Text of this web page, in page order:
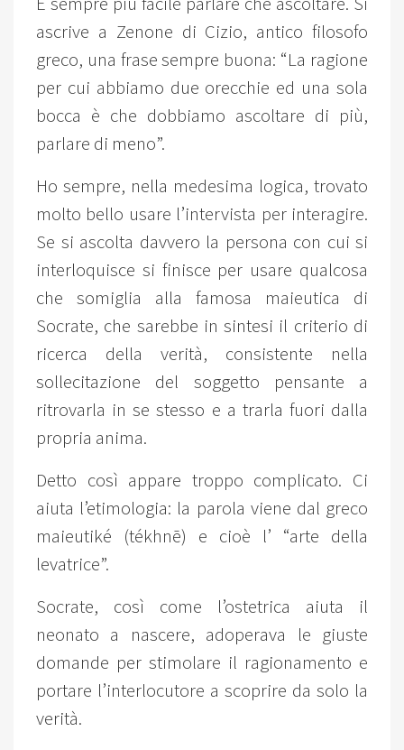
ascrive a Zenone di Cizio, antico filosofo
greco, una frase sempre buona: “La ragione
per cui abbiamo due orecchie ed una sola
bocca è che dobbiamo ascoltare di più,
parlare di meno”.
Ho sempre, nella medesima logica, trovato
molto bello usare l’intervista per interagire.
Se si ascolta davvero la persona con cui si
interloquisce si finisce per usare qualcosa
che somiglia alla famosa maieutica di
Socrate, che sarebbe in sintesi il criterio di
ricerca della verità, consistente nella
sollecitazione del soggetto pensante a
ritrovarla in se stesso e a trarla fuori dalla
propria anima.
Detto così appare troppo complicato. Ci
aiuta l’etimologia: la parola viene dal greco
maieutiké (tékhnē) e cioè l’ “arte della
levatrice”.
Socrate, così come l’ostetrica aiuta il
neonato a nascere, adoperava le giuste
domande per stimolare il ragionamento e
portare l’interlocutore a scoprire da solo la
verità.